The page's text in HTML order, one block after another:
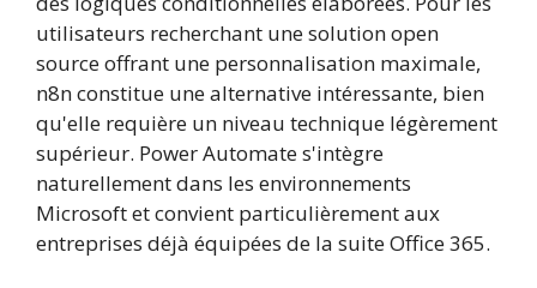
utilisateurs recherchant une solution open
source offrant une personnalisation maximale,
n8n constitue une alternative intéressante, bien
qu'elle requière un niveau technique légèrement
supérieur. Power Automate s'intègre
naturellement dans les environnements
Microsoft et convient particulièrement aux
entreprises déjà équipées de la suite Office 365.